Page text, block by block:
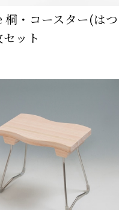
・コースター(はつ
ット